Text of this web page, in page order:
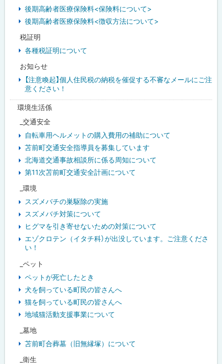
後期高齢者医療保険料<保険料について>
後期高齢者医療保険料<徴収方法について>
税証明
各種税証明について
お知らせ
【注意喚起】個人住民税の納税を催促する不審なメールにご注
意ください！
環境生活係
_交通安全
自転車用ヘルメットの購入費用の補助について
苫前町交通安全指導員を募集しています
北海道交通事故相談所に係る周知について
第11次苫前町交通安全計画について
_環境
スズメバチの巣駆除の実施
スズメバチ対策について
ヒグマを引き寄せないための対策について
エゾクロテン（イタチ科）が出没しています。ご注意くださ
い！
_ペット
ペットが死亡したとき
犬を飼っている町民の皆さんへ
猫を飼っている町民の皆さんへ
地域猫活動支援事業について
_墓地
苫前町合葬墓（旧無縁塚）について
_衛生